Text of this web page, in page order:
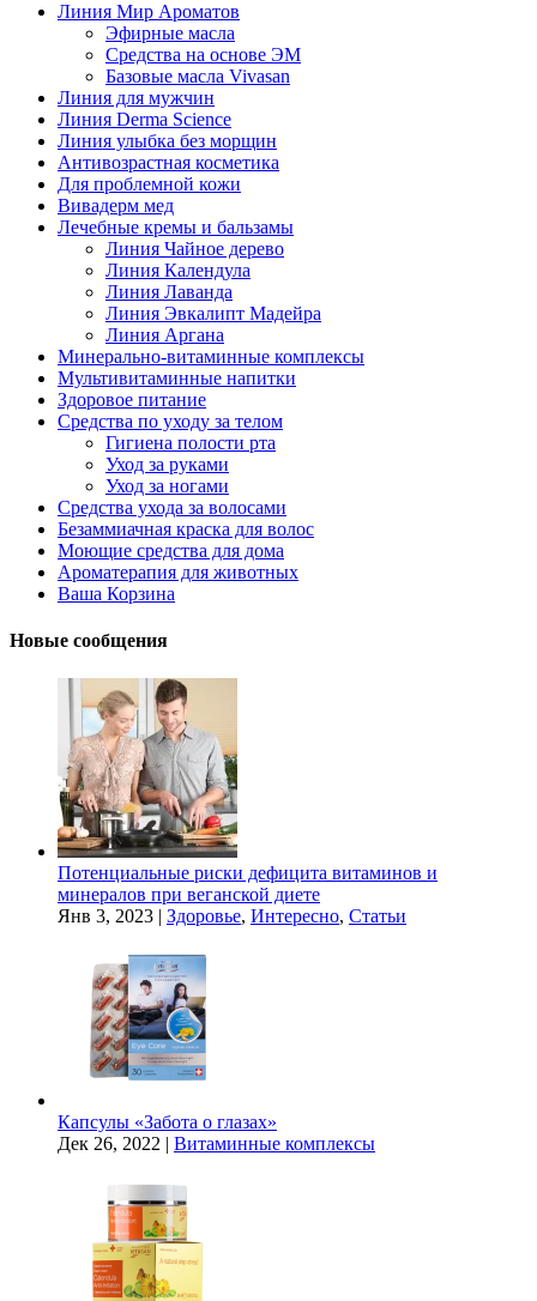
Линия Мир Ароматов
Эфирные масла
Средства на основе ЭМ
Базовые масла Vivasan
Линия для мужчин
Линия Derma Science
Линия улыбка без морщин
Антивозрастная косметика
Для проблемной кожи
Вивадерм мед
Лечебные кремы и бальзамы
Линия Чайное дерево
Линия Календула
Линия Лаванда
Линия Эвкалипт Мадейра
Линия Аргана
Минерально-витаминные комплексы
Мультивитаминные напитки
Здоровое питание
Средства по уходу за телом
Гигиена полости рта
Уход за руками
Уход за ногами
Средства ухода за волосами
Безаммиачная краска для волос
Моющие средства для дома
Ароматерапия для животных
Ваша Корзина
Новые сообщения
Потенциальные риски дефицита витаминов и
минералов при веганской диете
Янв 3, 2023 | Здоровье, Интересно, Статьи
Капсулы «Забота о глазах»
Дек 26, 2022 | Витаминные комплексы